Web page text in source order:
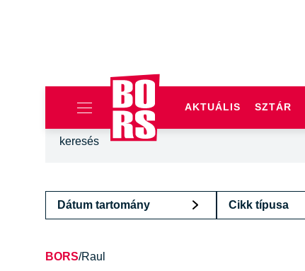
AKTUÁLIS SZTÁR
Dátum tartomány Cikk típusa
BORS/Raul